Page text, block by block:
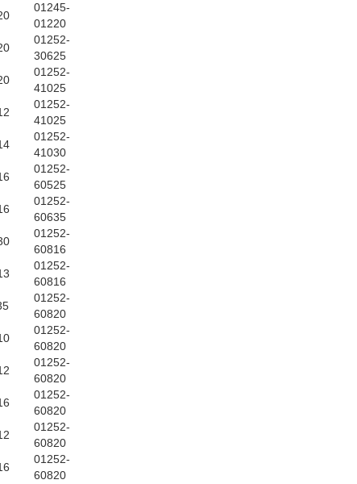
01245-
01220
01252-
30625
01252-
41025
01252-
41025
01252-
41030
01252-
60525
01252-
60635
01252-
60816
01252-
60816
01252-
60820
01252-
60820
01252-
60820
01252-
60820
01252-
60820
01252-
60820